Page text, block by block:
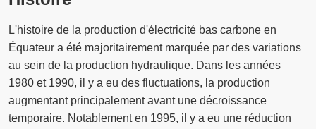
L'histoire de la production d'électricité bas carbone en
Équateur a été majoritairement marquée par des variations
au sein de la production hydraulique. Dans les années
1980 et 1990, il y a eu des fluctuations, la production
augmentant principalement avant une décroissance
temporaire. Notablement en 1995, il y a eu une réduction